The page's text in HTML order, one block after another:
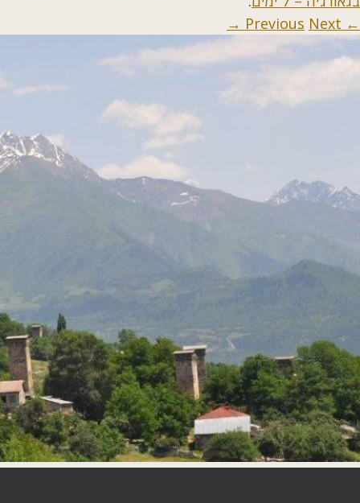
← Previous
Next →